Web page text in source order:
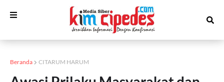
Beranda CITARUM HARUM